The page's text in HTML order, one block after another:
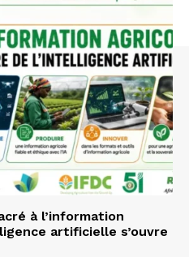
à l’information
artificielle s’ouvre